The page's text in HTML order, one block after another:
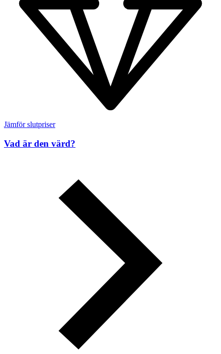
Jämför slutpriser
Vad är den värd?